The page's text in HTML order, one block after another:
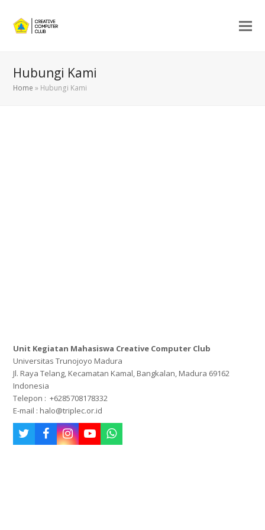
Hubungi Kami
Home » Hubungi Kami
Unit Kegiatan Mahasiswa Creative Computer Club
Universitas Trunojoyo Madura
Jl. Raya Telang, Kecamatan Kamal, Bangkalan, Madura 69162
Indonesia
Telepon : +6285708178332
E-mail : halo@triplec.or.id
TwitterFacebook
Instagram
YoutubeWhatsapp